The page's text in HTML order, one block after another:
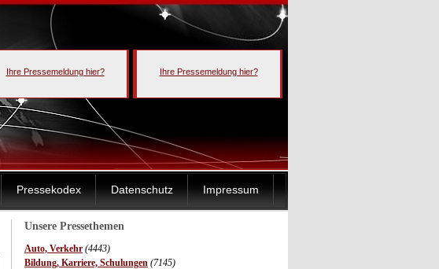
Ihre Pressemeldung hier? Ihre Pressemeldung hier?
Pressekodex Datenschutz Impressum
Unsere Pressethemen
Auto, Verkehr (4443)
Bildung, Karriere, Schulungen (7145)